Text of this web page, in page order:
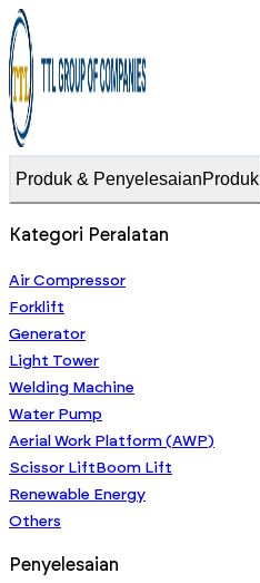
Produk & PenyelesaianProduk
Kategori Peralatan
Air Compressor
Forklift
Generator
Light Tower
Welding Machine
Water Pump
Aerial Work Platform (AWP)
Scissor Lift Boom Lift
Renewable Energy
Others
Penyelesaian